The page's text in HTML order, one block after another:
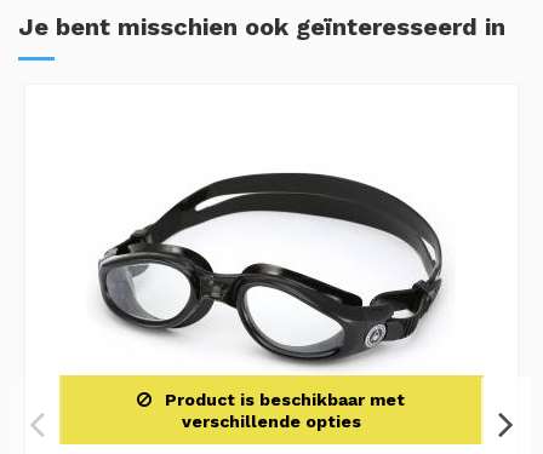
Je bent misschien ook geïnteresseerd in
Product is beschikbaar met
verschillende opties